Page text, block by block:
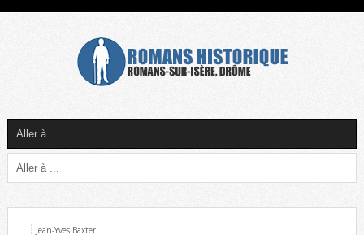
Jean-Yves Baxter